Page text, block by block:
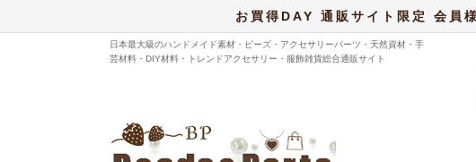
お買得DAY 通販サイト限定 会員
日本最大級のハンドメイド素材・ビーズ・アクセサリーパーツ・天然資材・手
芸材料・DIY材料・トレンドアクセサリー・服飾雑貨総合通販サイト